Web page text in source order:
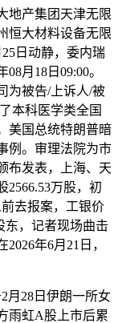
产集团天津无限
恒大材料设备无限
日动静，委内瑞
月18日09:00。
为被告/上诉人/被
本科医学类全国
美国总统特朗普暗
例。审理法院为市
布发表，上海、天
2566.53万股，初
去报案，工银价
东，记者现场曲击
年6月21日，
28日伊朗一所女
雨虹A股上市后累